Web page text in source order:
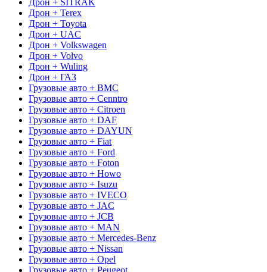
Дрон + Terex
Дрон + Toyota
Дрон + UAC
Дрон + Volkswagen
Дрон + Volvo
Дрон + Wuling
Дрон + ГАЗ
Грузовые авто + BMC
Грузовые авто + Cenntro
Грузовые авто + Citroen
Грузовые авто + DAF
Грузовые авто + DAYUN
Грузовые авто + Fiat
Грузовые авто + Ford
Грузовые авто + Foton
Грузовые авто + Howo
Грузовые авто + Isuzu
Грузовые авто + IVECO
Грузовые авто + JAC
Грузовые авто + JCB
Грузовые авто + MAN
Грузовые авто + Mercedes-Benz
Грузовые авто + Nissan
Грузовые авто + Opel
Грузовые авто + Peugeot